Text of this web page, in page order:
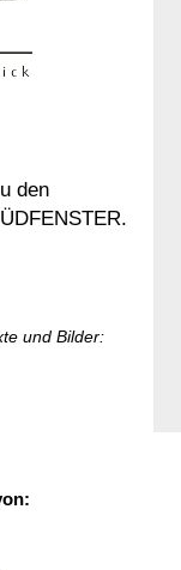
den
und Bilder: